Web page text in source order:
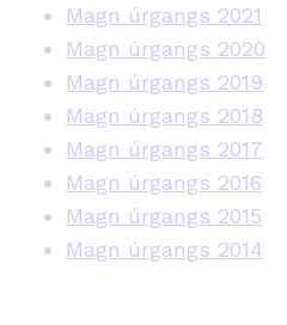
Magn úrgangs 2021
Magn úrgangs 2020
Magn úrgangs 2019
Magn úrgangs 2018
Magn úrgangs 2017
Magn úrgangs 2016
Magn úrgangs 2015
Magn úrgangs 2014